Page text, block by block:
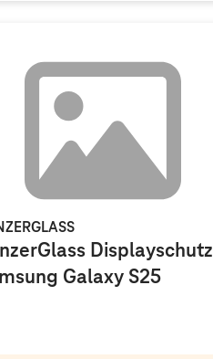
Displayschutz
Galaxy S25